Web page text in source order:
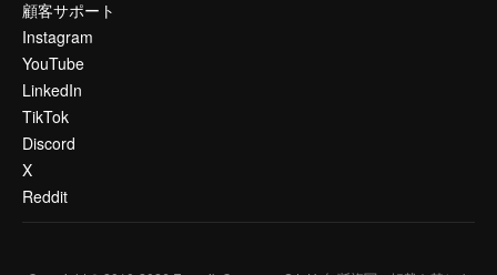
顧客サポート
Instagram
YouTube
LinkedIn
TikTok
Discord
X
Reddit